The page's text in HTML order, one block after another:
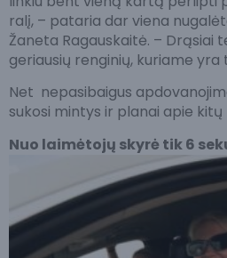
ralį, – pataria dar viena
Žaneta Ragauskaitė. – Drąsiai
geriausių renginių, kuriame yra
Net nepasibaigus
sukosi mintys ir planai apie
Nuo laimėtojų skyrė tik 6